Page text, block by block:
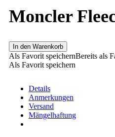
Moncler
In den Warenkorb
Als Favorit speichernBereits als
Als Favorit speichern
Details
Anmerkungen
Versand
Mängelhaftung